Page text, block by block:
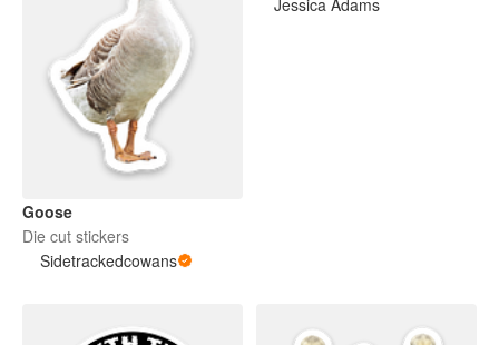
Goose
Die cut stickers
Sidetrackedcowans